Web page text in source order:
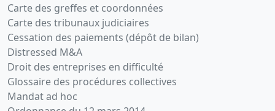
Carte des greffes et coordonnées
Carte des tribunaux judiciaires
Cessation des paiements (dépôt de bilan)
Distressed M&A
Droit des entreprises en difficulté
Glossaire des procédures collectives
Mandat ad hoc